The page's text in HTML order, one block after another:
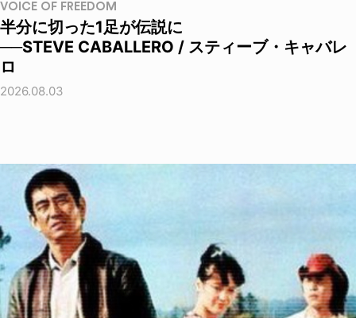
VOICE OF FREEDOM
半分に切った1足が伝説に
──STEVE CABALLERO / スティーブ・キャバレ
ロ
2026.08.03